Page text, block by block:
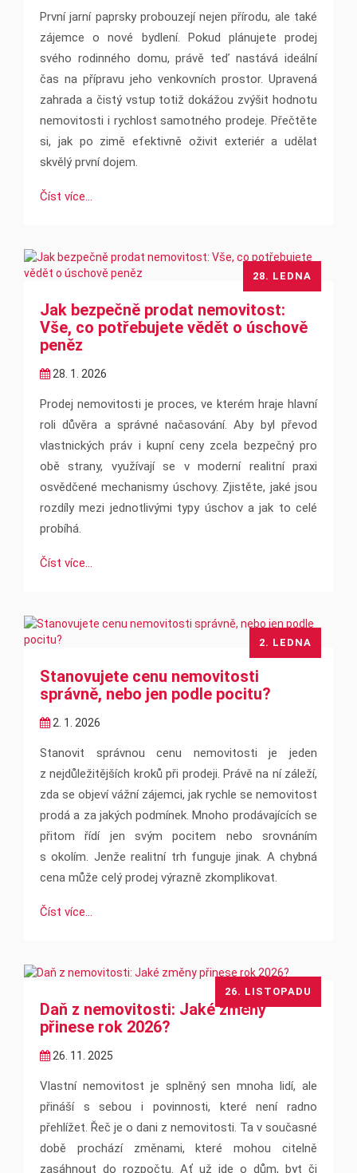
První jarní paprsky probouzejí nejen přírodu, ale také
zájemce o nové bydlení. Pokud plánujete prodej
svého rodinného domu, právě teď nastává ideální
čas na přípravu jeho venkovních prostor. Upravená
zahrada a čistý vstup totiž dokážou zvýšit hodnotu
nemovitosti i rychlost samotného prodeje. Přečtěte
si, jak po zimě efektivně oživit exteriér a udělat
skvělý první dojem.
Číst více...
28. LEDNA
Jak bezpečně prodat nemovitost:
Vše, co potřebujete vědět o úschově
peněz
28. 1. 2026
Prodej nemovitosti je proces, ve kterém hraje hlavní
roli důvěra a správné načasování. Aby byl převod
vlastnických práv i kupní ceny zcela bezpečný pro
obě strany, využívají se v moderní realitní praxi
osvědčené mechanismy úschovy. Zjistěte, jaké jsou
rozdíly mezi jednotlivými typy úschov a jak to celé
probíhá.
Číst více...
2. LEDNA
Stanovujete cenu nemovitosti
správně, nebo jen podle pocitu?
2. 1. 2026
Stanovit správnou cenu nemovitosti je jeden
z nejdůležitějších kroků při prodeji. Právě na ní záleží,
zda se objeví vážní zájemci, jak rychle se nemovitost
prodá a za jakých podmínek. Mnoho prodávajících se
přitom řídí jen svým pocitem nebo srovnáním
s okolím. Jenže realitní trh funguje jinak. A chybná
cena může celý prodej výrazně zkomplikovat.
Číst více...
26. LISTOPADU
Daň z nemovitosti: Jaké změny
přinese rok 2026?
26. 11. 2025
Vlastní nemovitost je splněný sen mnoha lidí, ale
přináší s sebou i povinnosti, které není radno
přehlížet. Řeč je o dani z nemovitosti. Ta v současné
době prochází změnami, které mohou citelně
zasáhnout do rozpočtu. Ať už jde o dům, byt či